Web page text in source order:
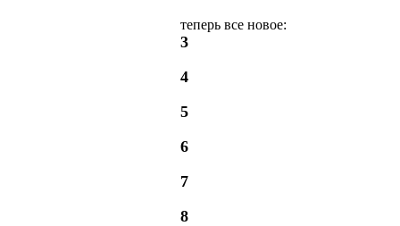
теперь все новое:
3
4
5
6
7
8